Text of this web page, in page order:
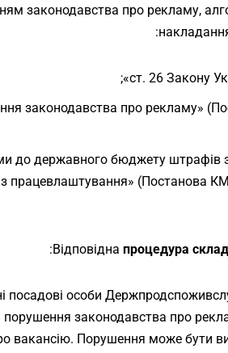
законодавства про рекламу,
ст. 26 Закону
законодавства про рекламу»
до державного бюджету штрафів
працевлаштування» (Постанова
Відповідна процедура
:
посадові особи
порушення законодавства про
вакансію. Порушення може бути